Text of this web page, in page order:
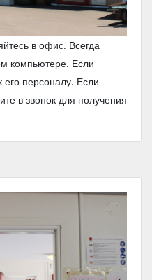
в офис. Всегда
компьютере. Если
его персоналу. Если
в звонок для получения